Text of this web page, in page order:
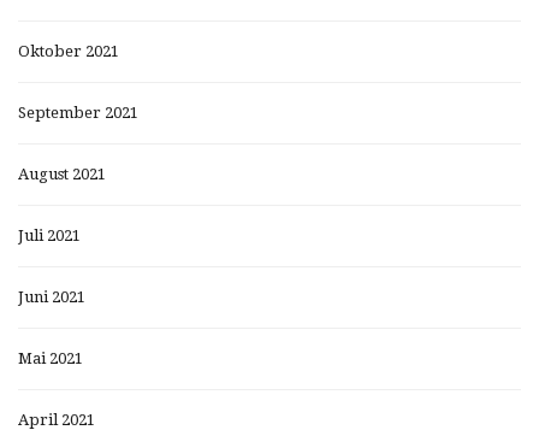
Oktober 2021
September 2021
August 2021
Juli 2021
Juni 2021
Mai 2021
April 2021